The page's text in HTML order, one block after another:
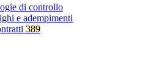
di controllo
e adempimenti
389